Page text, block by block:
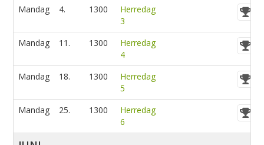
Mandag 4. 1300
Herredag
3
Mandag
11. 1300
Herredag
4
Mandag
18. 1300
Herredag
5
Mandag
25. 1300
Herredag
6